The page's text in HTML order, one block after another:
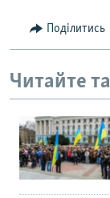
Поділитись
Читайте